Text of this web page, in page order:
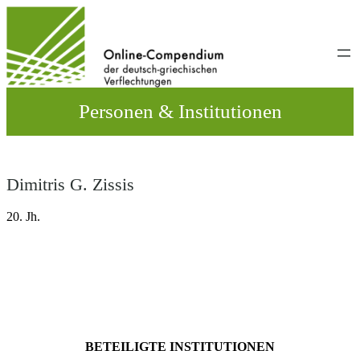
wechseln
Personen & Institutionen
Dimitris G. Zissis
20. Jh.
BETEILIGTE INSTITUTIONEN